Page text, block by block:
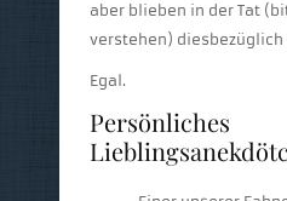
aber blieben in der Tat
verstehen)
Egal.
Persönliches